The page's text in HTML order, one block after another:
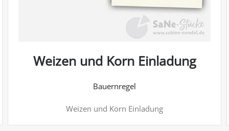
Weizen und Korn Einladung
Bauernregel
Weizen und Korn Einladung